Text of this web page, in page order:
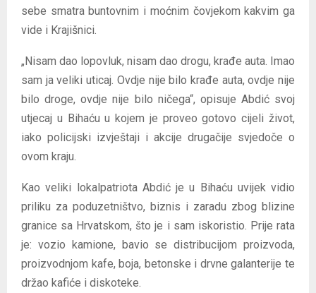
sebe smatra buntovnim i moćnim čovjekom kakvim ga
vide i Krajišnici.
„Nisam dao lopovluk, nisam dao drogu, krađe auta. Imao
sam ja veliki uticaj. Ovdje nije bilo krađe auta, ovdje nije
bilo droge, ovdje nije bilo ničega“, opisuje Abdić svoj
utjecaj u Bihaću u kojem je proveo gotovo cijeli život,
iako policijski izvještaji i akcije drugačije svjedoče o
ovom kraju.
Kao veliki lokalpatriota Abdić je u Bihaću uvijek vidio
priliku za poduzetništvo, biznis i zaradu zbog blizine
granice sa Hrvatskom, što je i sam iskoristio. Prije rata
je: vozio kamione, bavio se distribucijom proizvoda,
proizvodnjom kafe, boja, betonske i drvne galanterije te
držao kafiće i diskoteke.